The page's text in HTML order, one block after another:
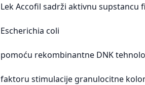
Lek Accofil sadrži aktivnu
Escherichia coli
pomoću rekombinantne DNK
faktoru stimulacije granulocitne